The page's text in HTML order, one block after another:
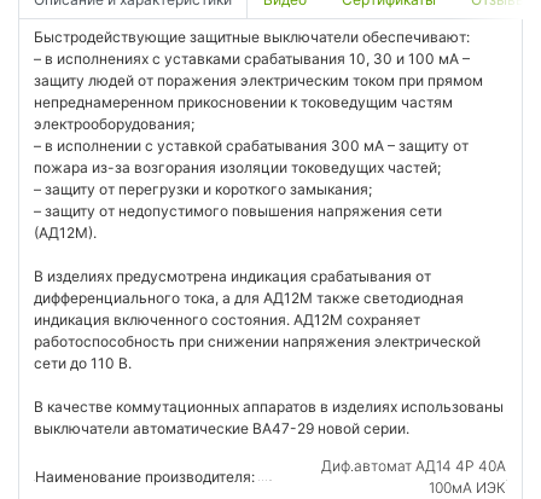
Быстродействующие защитные выключатели обеспечивают:
– в исполнениях с уставками срабатывания 10, 30 и 100 мА –
защиту людей от поражения электрическим током при прямом
непреднамеренном прикосновении к токоведущим частям
электрооборудования;
– в исполнении с уставкой срабатывания 300 мА – защиту от
пожара из-за возгорания изоляции токоведущих частей;
– защиту от перегрузки и короткого замыкания;
– защиту от недопустимого повышения напряжения сети
(АД12М).
В изделиях предусмотрена индикация срабатывания от
дифференциального тока, а для АД12М также светодиодная
индикация включенного состояния. АД12М сохраняет
работоспособность при снижении напряжения электрической
сети до 110 В.
В качестве коммутационных аппаратов в изделиях использованы
выключатели автоматические ВА47-29 новой серии.
Наименование производителя:
Диф.автомат АД14 4Р 40А
100мА ИЭК